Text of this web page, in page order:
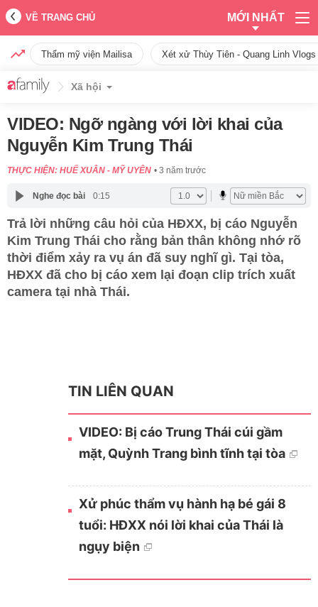
VỀ TRANG CHỦ MỚI NHẤT
Thẩm mỹ viện Mailisa Xét xử Thùy Tiên - Quang Linh
Xã hội
VIDEO: Ngỡ ngàng với lời khai của
Nguyễn Kim Trung Thái
THỰC HIỆN: HUẾ XUÂN - MỸ UYÊN 3 năm trước
Nghe đọc bài 0:15
Trả lời những câu hỏi của HĐXX, bị cáo Nguyễn
Kim Trung Thái cho rằng bản thân không nhớ rõ
thời điểm xảy ra vụ án đã suy nghĩ gì. Tại tòa,
HĐXX đã cho bị cáo xem lại đoạn clip trích xuất
camera tại nhà Thái.
TIN LIÊN QUAN
VIDEO: Bị cáo Trung Thái cúi gầm
mặt, Quỳnh Trang bình tĩnh tại tòa
Xử phúc thẩm vụ hành hạ bé gái 8
tuổi: HĐXX nói lời khai của Thái là
ngụy biện